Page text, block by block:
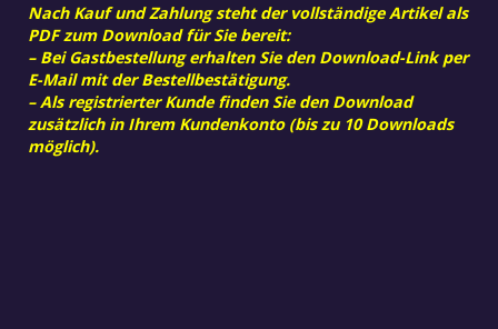
Nach Kauf und Zahlung steht der vollständige Artikel als
PDF zum Download für Sie bereit:
– Bei Gastbestellung erhalten Sie den Download-Link per
E-Mail mit der Bestellbestätigung.
– Als registrierter Kunde finden Sie den Download
zusätzlich in Ihrem Kundenkonto (bis zu 10 Downloads
möglich).